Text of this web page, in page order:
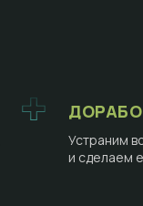
Устраним
и сделаем